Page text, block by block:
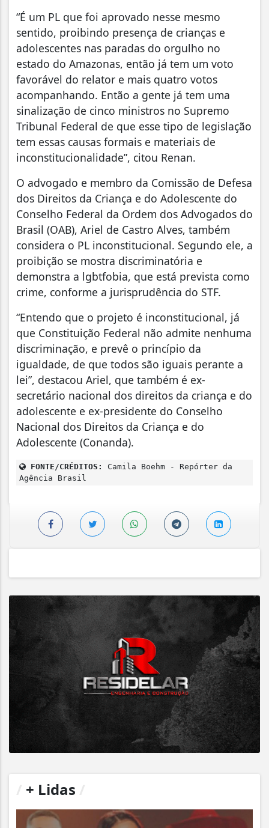
“É um PL que foi aprovado nesse mesmo
sentido, proibindo presença de crianças e
adolescentes nas paradas do orgulho no
estado do Amazonas, então já tem um voto
favorável do relator e mais quatro votos
acompanhando. Então a gente já tem uma
sinalização de cinco ministros no Supremo
Tribunal Federal de que esse tipo de legislação
tem essas causas formais e materiais de
inconstitucionalidade”, citou Renan.
O advogado e membro da Comissão de Defesa
dos Direitos da Criança e do Adolescente do
Conselho Federal da Ordem dos Advogados do
Brasil (OAB), Ariel de Castro Alves, também
considera o PL inconstitucional. Segundo ele, a
proibição se mostra discriminatória e
demonstra a lgbtfobia, que está prevista como
crime, conforme a jurisprudência do STF.
“Entendo que o projeto é inconstitucional, já
que Constituição Federal não admite nenhuma
discriminação, e prevê o princípio da
igualdade, de que todos são iguais perante a
lei”, destacou Ariel, que também é ex-
secretário nacional dos direitos da criança e do
adolescente e ex-presidente do Conselho
Nacional dos Direitos da Criança e do
Adolescente (Conanda).
FONTE/CRÉDITOS:
Camila Boehm - Repórter da
Agência Brasil
+ Lidas